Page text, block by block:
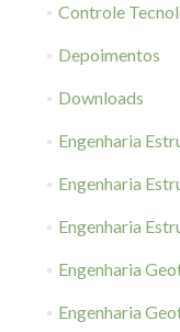
Controle
Depoimentos
Downloads
Engenharia
Engenharia
Engenharia
Engenharia
Engenharia